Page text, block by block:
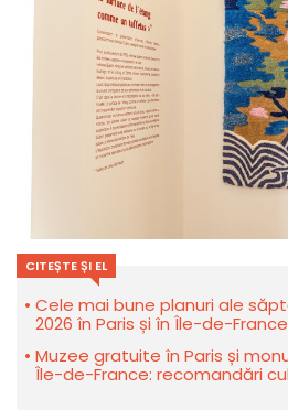
CITEȘTE ȘI EL
Cele mai bune planuri ale
2026 în Paris și în Île-de-France
Muzee gratuite în Paris și
Île-de-France: recomandări